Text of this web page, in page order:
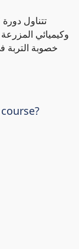
تتناول
وكيميائي
خصوبة التربة